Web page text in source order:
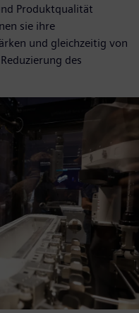
Produktqualität
sie ihre
und gleichzeitig von
des